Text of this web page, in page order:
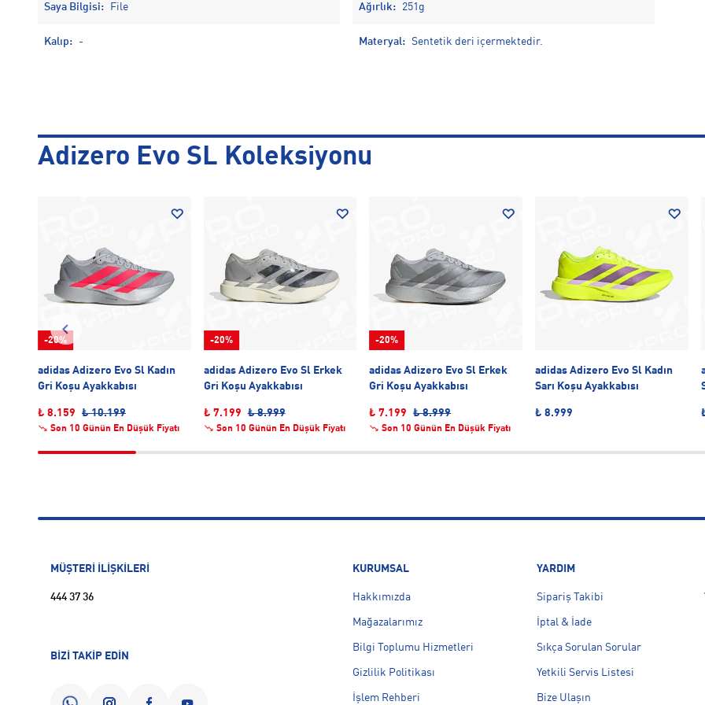
Saya Bilgisi: File Ağırlık: 251g
Kalıp: - Materyal: Sentetik deri içermektedir.
Adizero Evo SL Koleksiyonu
-20%
adidas Adizero Evo Sl Kadın
Gri Koşu Ayakkabısı
₺ 8.159 ₺ 10.199
Son 10 Günün En Düşük Fiyatı
-20%
adidas Adizero Evo Sl Erkek
Gri Koşu Ayakkabısı
₺ 7.199 ₺ 8.999
Son 10 Günün En Düşük Fiyatı
-20%
adidas Adizero Evo Sl Erkek
Gri Koşu Ayakkabısı
₺ 7.199 ₺ 8.999
Son 10 Günün En Düşük Fiyatı
adidas Adizero Evo Sl Kadın
Sarı Koşu Ayakkabısı
₺ 8.999
MÜŞTERİ İLİŞKİLERİ
444 37 36
BİZİ TAKİP EDİN
KURUMSAL
Hakkımızda
Mağazalarımız
Bilgi Toplumu Hizmetleri
Gizlilik Politikası
İşlem Rehberi
YARDIM
Sipariş Takibi
İptal & İade
Sıkça Sorulan Sorular
Yetkili Servis Listesi
Bize Ulaşın